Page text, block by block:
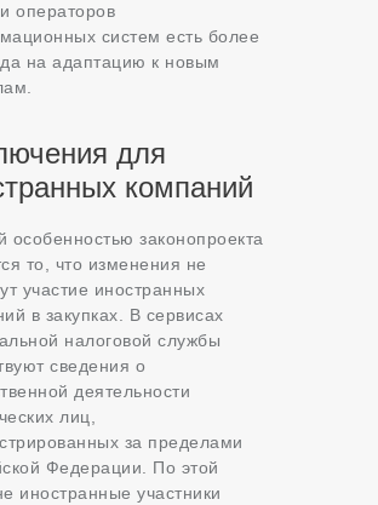
операторов
систем есть более
на адаптацию к новым
для
компаний
особенностью законопроекта
то, что изменения не
участие иностранных
в закупках. В сервисах
налоговой службы
сведения о
деятельности
лиц,
за пределами
Федерации. По этой
иностранные участники